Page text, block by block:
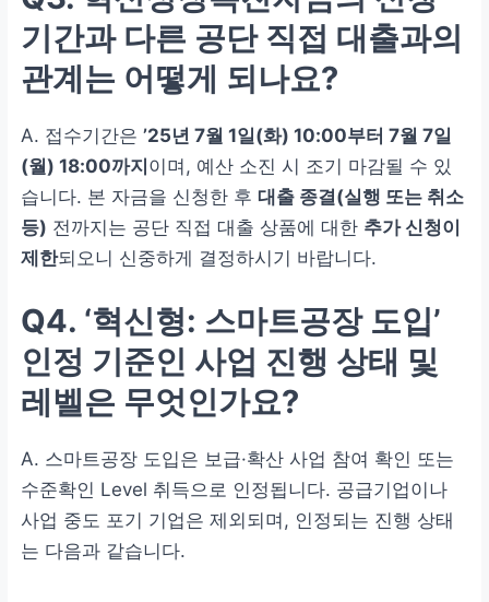
기간과 다른 공단 직접 대출과의
관계는 어떻게 되나요?
A. 접수기간은 ’25년 7월 1일(화) 10:00부터 7월 7일
(월) 18:00까지이며, 예산 소진 시 조기 마감될 수 있
습니다. 본 자금을 신청한 후 대출 종결(실행 또는 취소
등) 전까지는 공단 직접 대출 상품에 대한 추가 신청이
제한되오니 신중하게 결정하시기 바랍니다.
Q4. ‘혁신형: 스마트공장 도입’
인정 기준인 사업 진행 상태 및
레벨은 무엇인가요?
A. 스마트공장 도입은 보급·확산 사업 참여 확인 또는
수준확인 Level 취득으로 인정됩니다. 공급기업이나
사업 중도 포기 기업은 제외되며, 인정되는 진행 상태
는 다음과 같습니다.